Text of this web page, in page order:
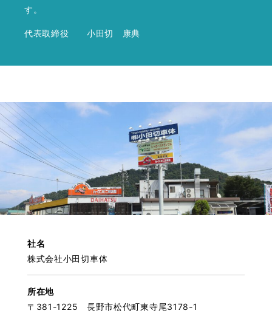
す。
代表取締役 小田切 康典
社名
株式会社小田切車体
所在地
〒381-1225 長野市松代町東寺尾3178-1